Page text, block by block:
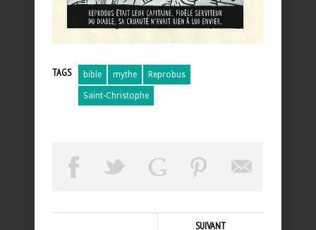
TAGS bible mythe Reprobus
Saint-Christophe
SUIVANT